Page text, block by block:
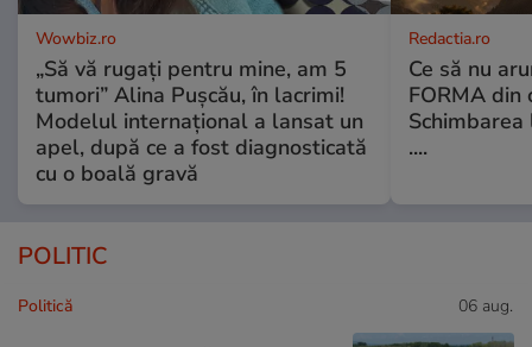
Wowbiz.ro
„Să vă rugați pentru mine, am 5
tumori” Alina Pușcău, în lacrimi!
Modelul internațional a lansat un
apel, după ce a fost diagnosticată
cu o boală gravă
Redactia.ro
Ce să nu
FORMA din
Schimbarea
....
POLITIC
Politică 06 aug.